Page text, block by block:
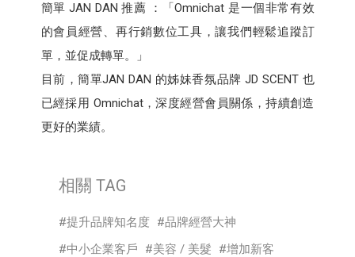
簡單 JAN DAN 推薦 ：「Omnichat 是一個非常有效
的會員經營、再行銷數位工具，讓我們輕鬆追蹤訂
單，並促成轉單。」
目前，簡單JAN DAN 的姊妹香氛品牌 JD SCENT 也
已經採用 Omnichat，深度經營會員關係，持續創造
更好的業績。
相關 TAG
提升品牌知名度
品牌經營大神
中小企業客戶
美容 / 美髮
增加新客